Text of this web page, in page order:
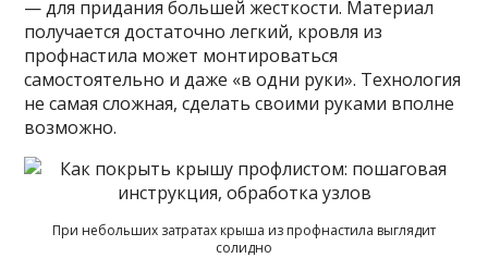
— для придания большей жесткости. Материал
получается достаточно легкий, кровля из
профнастила может монтироваться
самостоятельно и даже «в одни руки». Технология
не самаясложная, сделать своими руками вполне
возможно.
При небольших затратах крыша из профнастила выглядит
солидно